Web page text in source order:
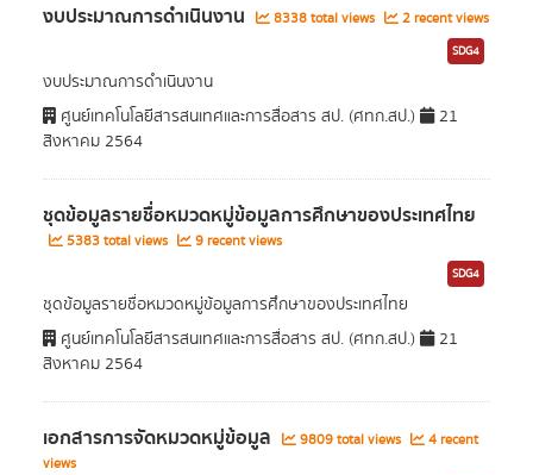
งบประมาณการดำเนินงาน 8338 total views 2 recent views
SDG4
งบประมาณการดำเนินงาน
ศูนย์เทคโนโลยีสารสนเทศและการสื่อสาร สป. (ศทก.สป.)
21
สิงหาคม 2564
ชุดข้อมูลรายชื่อหมวดหมู่ข้อมูลการศึกษาของประเทศไทย
5383 total views 9 recent views
SDG4
ชุดข้อมูลรายชื่อหมวดหมู่ข้อมูลการศึกษาของประเทศไทย
ศูนย์เทคโนโลยีสารสนเทศและการสื่อสาร สป. (ศทก.สป.)
21
สิงหาคม 2564
เอกสารการจัดหมวดหมู่ข้อมูล 9809 total views
4 recent
views